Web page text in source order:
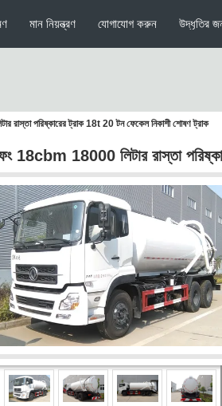
মান নিয়ন্ত্রণ যোগাযোগ করুন উদ্ধৃতির
রাস্তা পরিষ্কারের ট্রাক 18t 20 টন ফেকেল নিকাশী শোষণ ট্রাক
18cbm 18000 লিটার রাস্তা